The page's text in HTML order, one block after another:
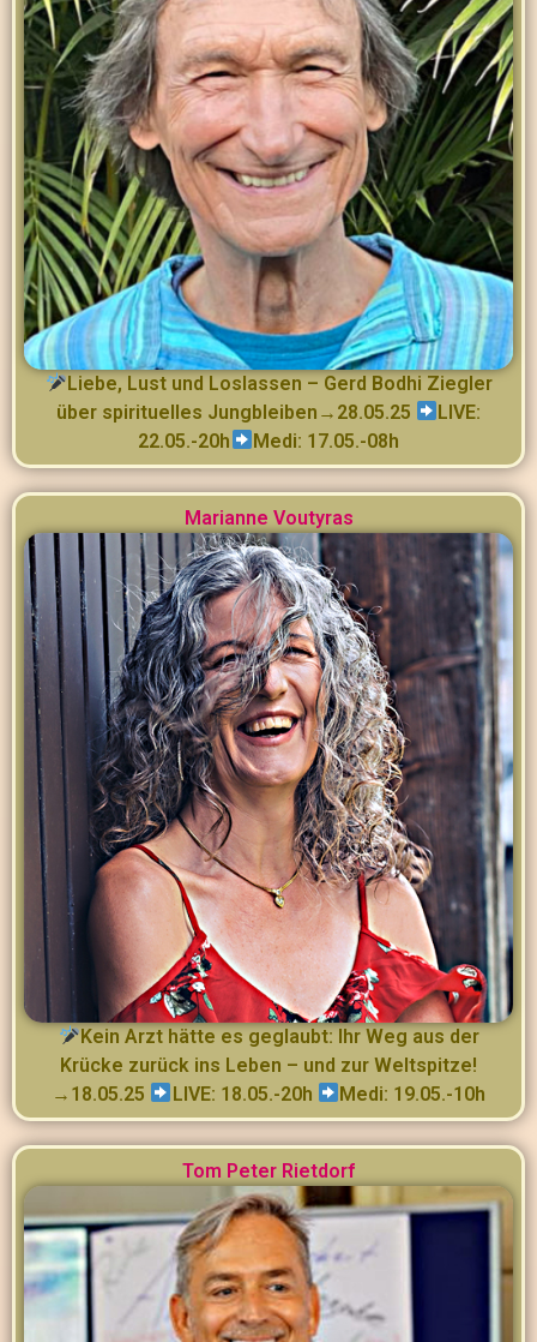
Liebe, Lust und Loslassen – Gerd Bodhi Ziegler
über spirituelles Jungbleiben→28.05.25
LIVE:
22.05.-20h
Medi: 17.05.-08h
Marianne Voutyras
Kein Arzt hätte es geglaubt: Ihr Weg aus der
Krücke zurück ins Leben – und zur Weltspitze!
→18.05.25
LIVE: 18.05.-20h Medi: 19.05.-10h
Tom Peter Rietdorf